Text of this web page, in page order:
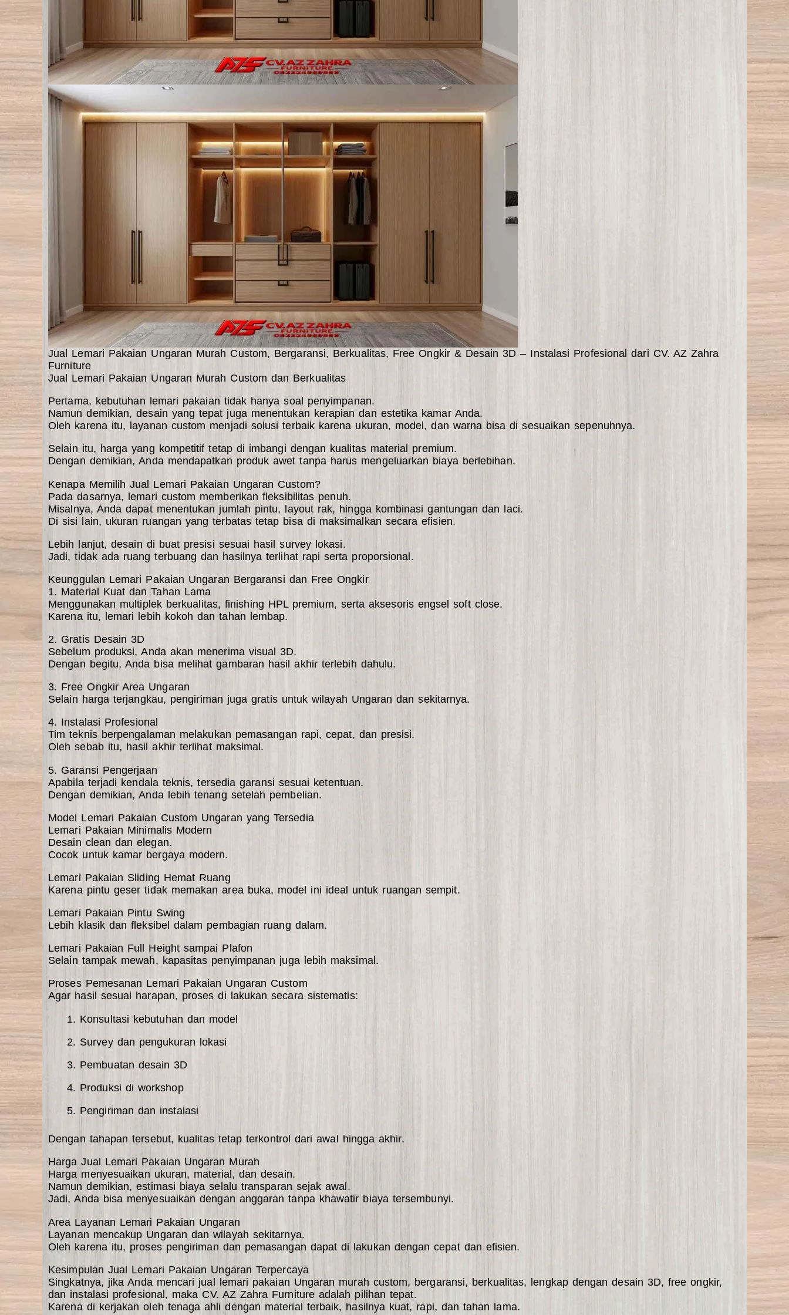
Jual Lemari Pakaian Ungaran Murah Custom, Bergaransi, Berkualitas, Free Ongkir & Desain 3D – Instalasi Profesional dari CV. AZ Zahra
Furniture
Jual Lemari Pakaian Ungaran Murah Custom dan Berkualitas
Pertama, kebutuhan lemari pakaian tidak hanya soal penyimpanan.
Namun demikian, desain yang tepat juga menentukan kerapian dan estetika kamar Anda.
Oleh karena itu, layanan custom menjadi solusi terbaik karena ukuran, model, dan warna bisa di sesuaikan sepenuhnya.
Selain itu, harga yang kompetitif tetap di imbangi dengan kualitas material premium.
Dengan demikian, Anda mendapatkan produk awet tanpa harus mengeluarkan biaya berlebihan.
Kenapa Memilih Jual Lemari Pakaian Ungaran Custom?
Pada dasarnya, lemari custom memberikan fleksibilitas penuh.
Misalnya, Anda dapat menentukan jumlah pintu, layout rak, hingga kombinasi gantungan dan laci.
Di sisi lain, ukuran ruangan yang terbatas tetap bisa di maksimalkan secara efisien.
Lebih lanjut, desain di buat presisi sesuai hasil survey lokasi.
Jadi, tidak ada ruang terbuang dan hasilnya terlihat rapi serta proporsional.
Keunggulan Lemari Pakaian Ungaran Bergaransi dan Free Ongkir
1. Material Kuat dan Tahan Lama
Menggunakan multiplek berkualitas, finishing HPL premium, serta aksesoris engsel soft close.
Karena itu, lemari lebih kokoh dan tahan lembap.
2. Gratis Desain 3D
Sebelum produksi, Anda akan menerima visual 3D.
Dengan begitu, Anda bisa melihat gambaran hasil akhir terlebih dahulu.
3. Free Ongkir Area Ungaran
Selain harga terjangkau, pengiriman juga gratis untuk wilayah Ungaran dan sekitarnya.
4. Instalasi Profesional
Tim teknis berpengalaman melakukan pemasangan rapi, cepat, dan presisi.
Oleh sebab itu, hasil akhir terlihat maksimal.
5. Garansi Pengerjaan
Apabila terjadi kendala teknis, tersedia garansi sesuai ketentuan.
Dengan demikian, Anda lebih tenang setelah pembelian.
Model Lemari Pakaian Custom Ungaran yang Tersedia
Lemari Pakaian Minimalis Modern
Desain clean dan elegan.
Cocok untuk kamar bergaya modern.
Lemari Pakaian Sliding Hemat Ruang
Karena pintu geser tidak memakan area buka, model ini ideal untuk ruangan sempit.
Lemari Pakaian Pintu Swing
Lebih klasik dan fleksibel dalam pembagian ruang dalam.
Lemari Pakaian Full Height sampai Plafon
Selain tampak mewah, kapasitas penyimpanan juga lebih maksimal.
Proses Pemesanan Lemari Pakaian Ungaran Custom
Agar hasil sesuai harapan, proses di lakukan secara sistematis:
Konsultasi kebutuhan dan model
Survey dan pengukuran lokasi
Pembuatan desain 3D
Produksi di workshop
Pengiriman dan instalasi
Dengan tahapan tersebut, kualitas tetap terkontrol dari awal hingga akhir.
Harga Jual Lemari Pakaian Ungaran Murah
Harga menyesuaikan ukuran, material, dan desain.
Namun demikian, estimasi biaya selalu transparan sejak awal.
Jadi, Anda bisa menyesuaikan dengan anggaran tanpa khawatir biaya tersembunyi.
Area Layanan Lemari Pakaian Ungaran
Layanan mencakup Ungaran dan wilayah sekitarnya.
Oleh karena itu, proses pengiriman dan pemasangan dapat di lakukan dengan cepat dan efisien.
Kesimpulan Jual Lemari Pakaian Ungaran Terpercaya
Singkatnya, jika Anda mencari jual lemari pakaian Ungaran murah custom, bergaransi, berkualitas, lengkap dengan desain 3D, free ongkir,
dan instalasi profesional, maka CV. AZ Zahra Furniture adalah pilihan tepat.
Karena di kerjakan oleh tenaga ahli dengan material terbaik, hasilnya kuat, rapi, dan tahan lama.